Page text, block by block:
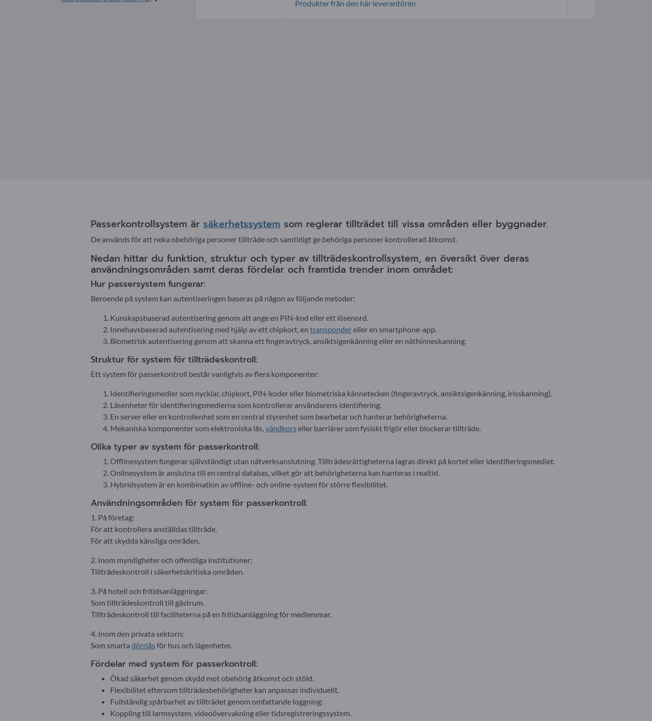
Produkter från den här leverantören
Passerkontrollsystem är säkerhetssystem som reglerar tillträdet till vissa områden eller byggnader.
De används för att neka obehöriga personer tillträde och samtidigt ge behöriga personer kontrollerad åtkomst.
Nedan hittar du funktion, struktur och typer av tillträdeskontrollsystem, en översikt över deras
användningsområden samt deras fördelar och framtida trender inom området:
Hur passersystem fungerar:
Beroende på system kan autentiseringen baseras på någon av följande metoder:
Kunskapsbaserad autentisering genom att ange en PIN-kod eller ett lösenord.
Innehavsbaserad autentisering med hjälp av ett chipkort, en transpondereller en smartphone-app.
Biometrisk autentisering genom att skanna ett fingeravtryck, ansiktsigenkänning eller en näthinneskanning.
Struktur för system för tillträdeskontroll:
Ett system för passerkontroll består vanligtvis av flera komponenter:
Identifieringsmedier som nycklar, chipkort, PIN-koder eller biometriska kännetecken (fingeravtryck, ansiktsigenkänning, irisskanning).
Läsenheter för identifieringsmedierna som kontrollerar användarens identifiering.
En server eller en kontrollenhet som en central styrenhet som bearbetar och hanterar behörigheterna.
Mekaniska komponenter som elektroniska lås,vändkorseller barriärer som fysiskt frigör eller blockerar tillträde.
Olika typer av system för passerkontroll:
Offlinesystem fungerar självständigt utan nätverksanslutning. Tillträdesrättigheterna lagras direkt på kortet eller identifieringsmediet.
Onlinesystem är anslutna till en central databas, vilket gör att behörigheterna kan hanteras i realtid.
Hybridsystem är en kombination av offline- och online-system för större flexibilitet.
Användningsområden för system för passerkontroll:
1. På företag:
För att kontrollera anställdas tillträde.
För att skydda känsliga områden.
2. Inom myndigheter och offentliga institutioner:
Tillträdeskontroll i säkerhetskritiska områden.
3. På hotell och fritidsanläggningar:
Som tillträdeskontroll till gästrum.
Tillträdeskontroll till faciliteterna på en fritidsanläggning för medlemmar.
4. Inom den privata sektorn:
Som smarta dörrlåsför hus och lägenheter.
Fördelar med system för passerkontroll:
Ökad säkerhet genom skydd mot obehörig åtkomst och stöld.
Flexibilitet eftersom tillträdesbehörigheter kan anpassas individuellt.
Fullständig spårbarhet av tillträdet genom omfattande loggning:
Koppling till larmsystem, videoövervakning eller tidsregistreringssystem.